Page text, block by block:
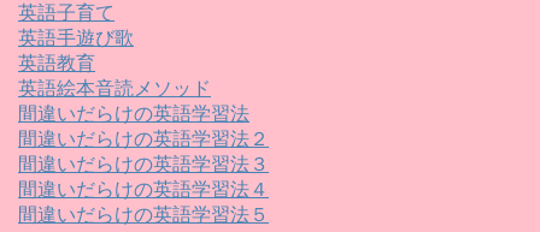
英語子育て
英語手遊び歌
英語教育
英語絵本音読メソッド
間違いだらけの英語学習法
間違いだらけの英語学習法２
間違いだらけの英語学習法３
間違いだらけの英語学習法４
間違いだらけの英語学習法５